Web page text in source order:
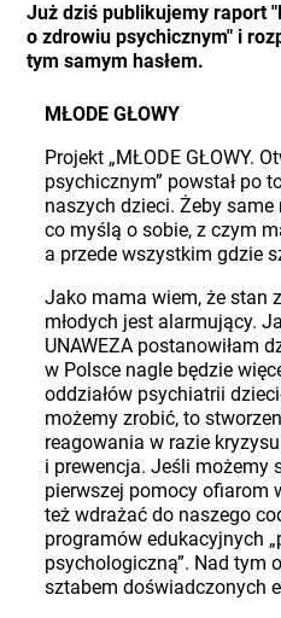
Już dziś publikujemy raport
o zdrowiu psychicznym" i
tym samym hasłem.
MŁODE GŁOWY
Projekt „MŁODE GŁOWY.
psychicznym” powstał po
naszych dzieci. Żeby same
co myślą o sobie, z czym
a przede wszystkim gdzie
Jako mama wiem, że stan
młodych jest alarmujący.
UNAWEZA postanowiłam
w Polsce nagle będzie
oddziałów psychiatrii
możemy zrobić, to
reagowania w razie
i prewencja. Jeśli możemy
pierwszej pomocy ofiarom
też wdrażać do naszego
programów edukacyjnych „
psychologiczną”. Nad tym
sztabem doświadczonych